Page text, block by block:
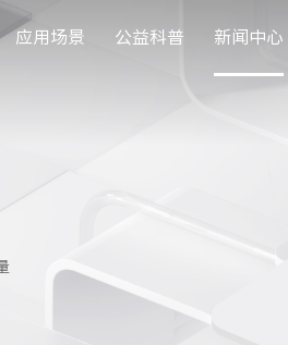
应用场景 公益科普 新闻中心